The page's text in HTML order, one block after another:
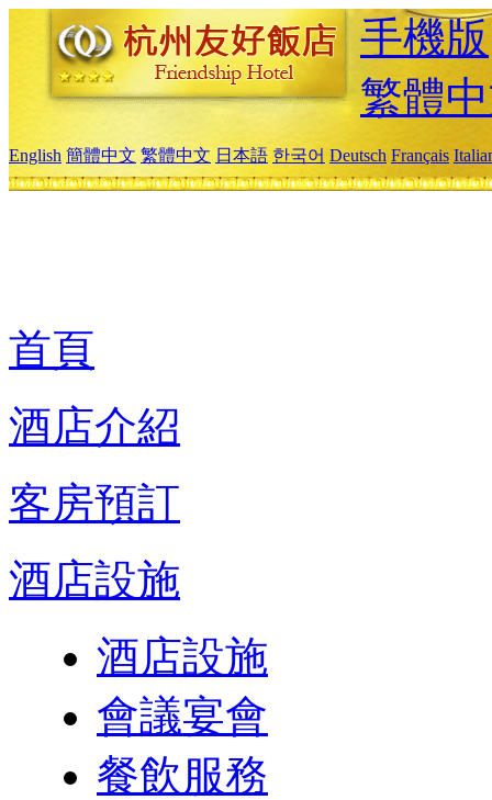
手機版
繁體
English 簡體中文 繁體中文 日本語 한국어 Deutsch Français
首頁
酒店介紹
客房預訂
酒店設施
酒店設施
會議宴會
餐飲服務